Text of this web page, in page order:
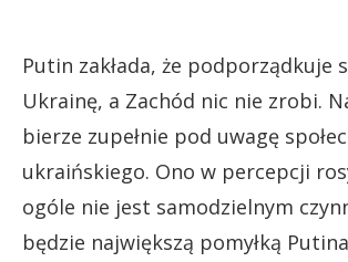
Putin zakłada, że podporządkuje
Ukrainę, a Zachód nic nie zrobi.
bierze zupełnie pod uwagę
ukraińskiego. Ono w percepcji
ogóle nie jest samodzielnym
będzie największą pomyłką